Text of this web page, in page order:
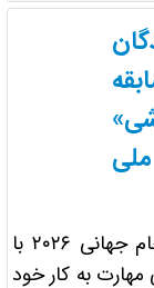
ملی
نخستین مسابقه «گزارشگر ورزشی» ویژه جام جهانی ۲۰۲۶ با
به کار خود